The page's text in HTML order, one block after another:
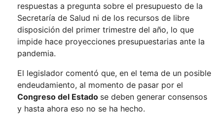
respuestas a pregunta sobre el presupuesto de la
Secretaría de Salud ni de los recursos de libre
disposición del primer trimestre del año, lo que
impide hace proyecciones presupuestarias ante la
pandemia.
El legislador comentó que, en el tema de un posible
endeudamiento, al momento de pasar por el
Congreso del Estado se deben generar consensos
y hasta ahora eso no se ha hecho.